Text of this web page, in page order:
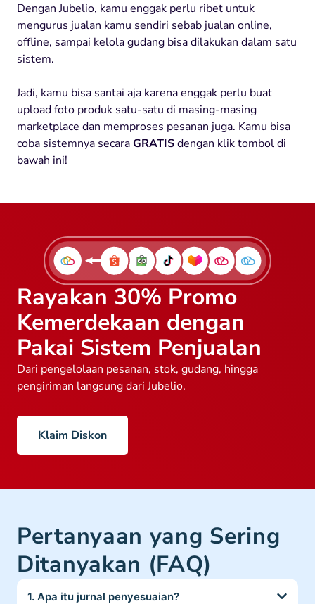
Dengan Jubelio, kamu enggak perlu ribet untuk
mengurus jualan kamu sendiri sebab jualan online,
offline, sampai kelola gudang bisa dilakukan dalam satu
sistem.
Jadi, kamu bisa santai aja karena enggak perlu buat
upload foto produk satu-satu di masing-masing
marketplace dan memproses pesanan juga. Kamu bisa
coba sistemnya secaraGRATISdengan klik tombol di
bawah ini!
Rayakan 30% Promo
Kemerdekaan dengan
Pakai Sistem Penjualan
Dari pengelolaan pesanan, stok, gudang, hingga
pengiriman langsung dari Jubelio.
Klaim Diskon
Pertanyaan yang Sering
Ditanyakan (FAQ)
1. Apa itu jurnal penyesuaian?